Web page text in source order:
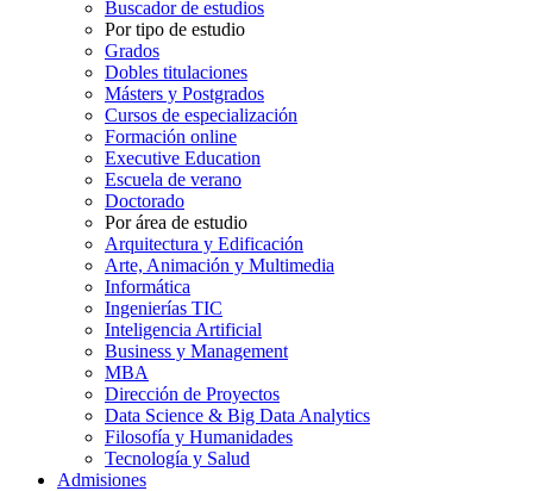
Buscador de estudios
Por tipo de estudio
Grados
Dobles titulaciones
Másters y Postgrados
Cursos de especialización
Formación online
Executive Education
Escuela de verano
Doctorado
Por área de estudio
Arquitectura y Edificación
Arte, Animación y Multimedia
Informática
Ingenierías TIC
Inteligencia Artificial
Business y Management
MBA
Dirección de Proyectos
Data Science & Big Data Analytics
Filosofía y Humanidades
Tecnología y Salud
Admisiones